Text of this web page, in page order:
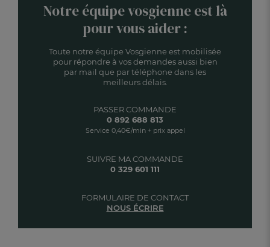
Notre équipe vosgienne est là
pour vous aider :
Toute notre équipe Vosgienne est mobilisée
pour répondre à vos demandes aussi bien
par mail que par téléphone dans les
meilleurs délais.
SUIVRE MA COMMANDE
0 329 601 111
PASSER COMMANDE
0 892 688 813
Service 0,40€/min + prix appel
FORMULAIRE DE CONTACT
NOUS ÉCRIRE